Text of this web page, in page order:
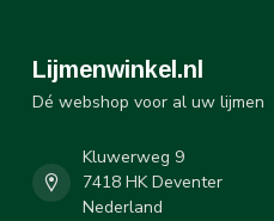
Lijmenwinkel.nl
Dé webshop voor al uw lijmen
Kluwerweg 9
7418 HK Deventer
Nederland